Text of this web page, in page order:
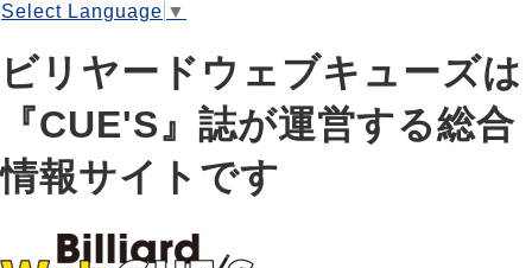
Select Language ▼
ビリヤードウェブキューズは
『CUE'S』誌が運営する総合
情報サイトです